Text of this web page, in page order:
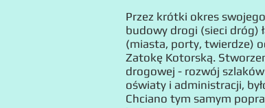
Przez krótki okres
budowy drogi (sieci dróg)
(miasta, porty, twierdze)
Zatokę Kotorską.
drogowej - rozwój
oświaty i administracji,
Chciano tym samym